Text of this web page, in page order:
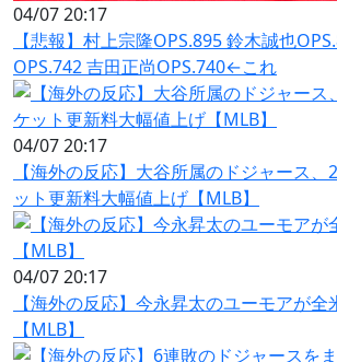
04/07 20:17
【悲報】村上宗隆OPS.895 鈴木誠也
OPS.742 吉田正尚OPS.740←これ
04/07 20:17
【海外の反応】大谷所属のドジャース
ット更新料大幅値上げ【MLB】
04/07 20:17
【海外の反応】今永昇太のユーモアが全
【MLB】